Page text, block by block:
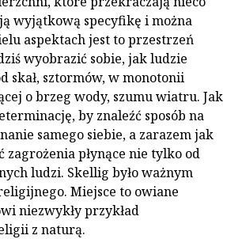
wyjątkową specyfikę i można
aspektach jest to przestrzeń
wyobrazić sobie, jak ludzie
skał, sztormów, w monotonii
o brzeg wody, szumu wiatru. Jak
by znaleźć sposób na
samego siebie, a zarazem jak
zagrożenia płynące nie tylko od
ludzi. Skellig było ważnym
Miejsce to owiane
niezwykły przykład
z naturą.